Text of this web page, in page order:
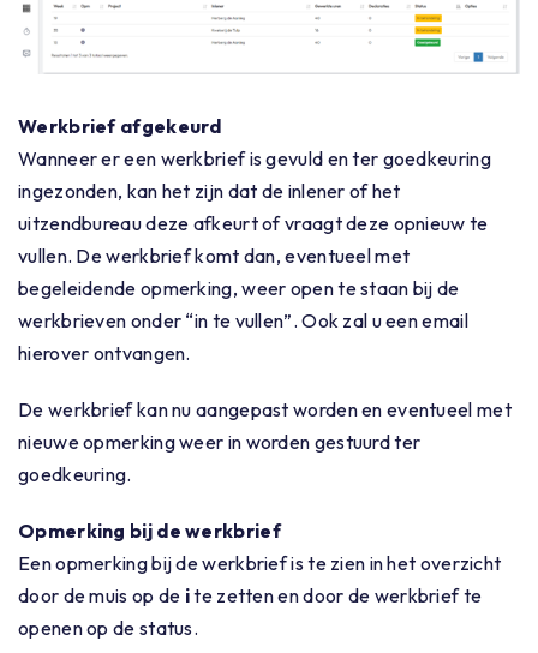
Werkbrief afgekeurd
Wanneer er een werkbrief is gevuld en ter goedkeuring
ingezonden, kan het zijn dat de inlener of het
uitzendbureau deze afkeurt of vraagt deze opnieuw te
vullen. De werkbrief komt dan, eventueel met
begeleidende opmerking, weer open te staan bij de
werkbrieven onder “in te vullen”. Ook zal u een email
hierover ontvangen.
De werkbrief kan nu aangepast worden en eventueel met
nieuwe opmerking weer in worden gestuurd ter
goedkeuring.
Opmerking bij de werkbrief
Een opmerking bij de werkbrief is te zien in het overzicht
door de muis op de ite zetten en door de werkbrief te
openen op de status.